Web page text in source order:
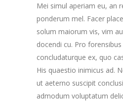
Mei simul aperiam eu, an
ponderum mel. Facer
solum maiorum vis, vim
docendi cu. Pro
concludaturque ex, quo
His quaestio inimicus ad.
ut aeterno suscipit
admodum voluptatum